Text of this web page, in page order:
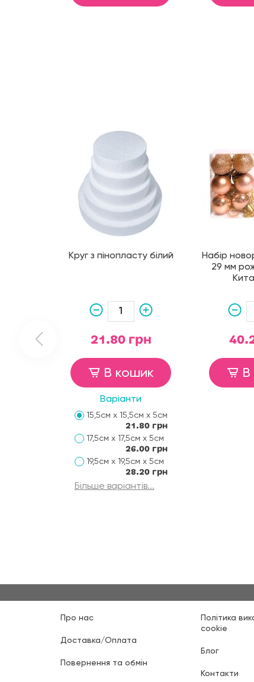
Круг з пінопласту білий
21.80 грн
В кошик
Варіанти
15,5см х 15,5см х 5см
21.80 грн
17,5см х 17,5см х 5см
26.00 грн
19,5см х 19,5см х 5см
28.20 грн
Більше варіантів...
Набір
29 мм
Про нас
Доставка/Оплата
Повернення та обмін
Політика
cookie
Блог
Контакти